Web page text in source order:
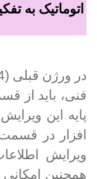
اتوماتیک به
فنی، باید از
پایه این
افزار در
ویرایش
همچنین